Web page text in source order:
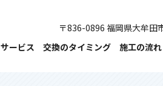
サービス 交換のタイミング 施工の流れ
〒836-0896 福岡県大牟田